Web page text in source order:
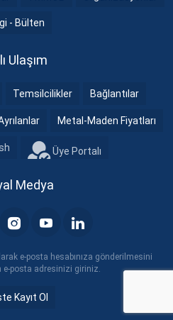
- Bülten
Ulaşım
Temsilcilikler Bağlantılar
Metal-Maden Fiyatları
Üye Portalı
Medya
e-posta hesabınıza gönderilmesini
e-posta adresinizi giriniz.
Kayıt Ol